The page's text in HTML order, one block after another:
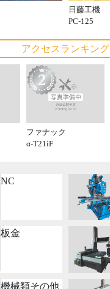
日藤工機
PC-125
アクセスランキング
ファナック
α-T21iF
NC
板金
機械類その他